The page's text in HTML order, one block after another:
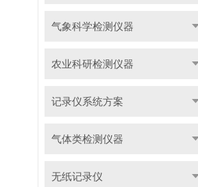
气象科学检测仪器
农业科研检测仪器
记录仪系统方案
气体类检测仪器
无纸记录仪